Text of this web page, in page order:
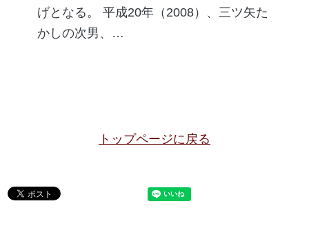
げとなる。 平成20年（2008）、三ツ矢た
かしの次男、…
トップページに戻る